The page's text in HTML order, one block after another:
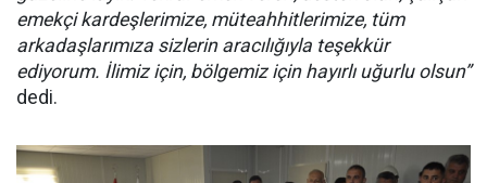
emekçi kardeşlerimize, müteahhitlerimize, tüm
arkadaşlarımıza sizlerin aracılığıyla teşekkür
ediyorum. İlimiz için, bölgemiz için hayırlı uğurlu olsun”
dedi.